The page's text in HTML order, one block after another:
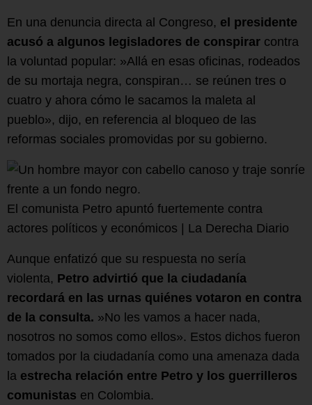
En una denuncia directa al Congreso, el presidente
acusó a algunos legisladores de conspirar contra
la voluntad popular: »Allá en esas oficinas, rodeados
de su mortaja negra, conspiran… se reúnen tres o
cuatro y ahora cómo le sacamos la maleta al
pueblo», dijo, en referencia al bloqueo de las
reformas sociales promovidas por su gobierno.
El comunista Petro apuntó fuertemente contra
actores políticos y económicos | La Derecha Diario
Aunque enfatizó que su respuesta no sería
violenta, Petro advirtió que la ciudadanía
recordará en las urnas quiénes votaron en contra
de la consulta. »No les vamos a hacer nada,
nosotros no somos como ellos». Estos dichos fueron
tomados por la ciudadanía como una amenaza dada
la estrecha relación entre Petro y los guerrilleros
comunistas en Colombia.